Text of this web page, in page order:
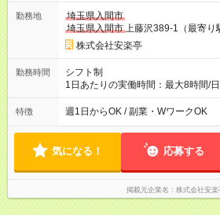
勤務地
埼玉県入間市
埼玉県入間市上藤沢389-1（最寄り
株式会社安楽亭
勤務時間
シフト制
1日あたりの実働時間：最大8時間/
日3時間～OK！】 ＊レギュラー勤務も
ものお迎えまでの時間」 「ランチタ
談可能◎
特徴 週1日からOK / 副業・WワークOK
気になる！ 応募する
掲載元企業名 株式会社安楽